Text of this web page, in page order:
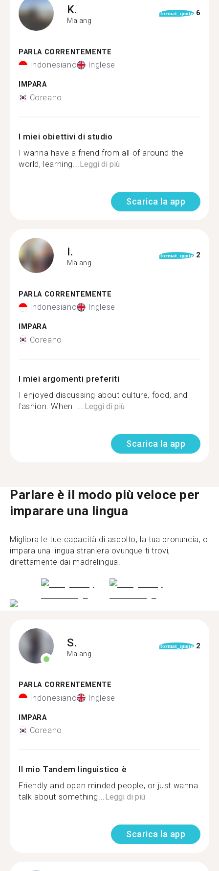
K.
Malang
format_quote 6
PARLA CORRENTEMENTE
Indonesiano Inglese
IMPARA
Coreano
I miei obiettivi di studio
I wanna have a friend from all of around the
world, learning... Leggi di più
Scarica la app
I.
Malang
format_quote 2
PARLA CORRENTEMENTE
Indonesiano Inglese
IMPARA
Coreano
I miei argomenti preferiti
I enjoyed discussing about culture, food, and
fashion. When I... Leggi di più
Scarica la app
Parlare è il modo più veloce per
imparare una lingua
Migliora le tue capacità di ascolto, la tua pronuncia, o
impara una lingua straniera ovunque ti trovi,
direttamente dai madrelingua.
S.
Malang
format_quote 2
PARLA CORRENTEMENTE
Indonesiano Inglese
IMPARA
Coreano
Il mio Tandem linguistico è
Friendly and open minded people, or just wanna
talk about something...Leggi di più
Scarica la app